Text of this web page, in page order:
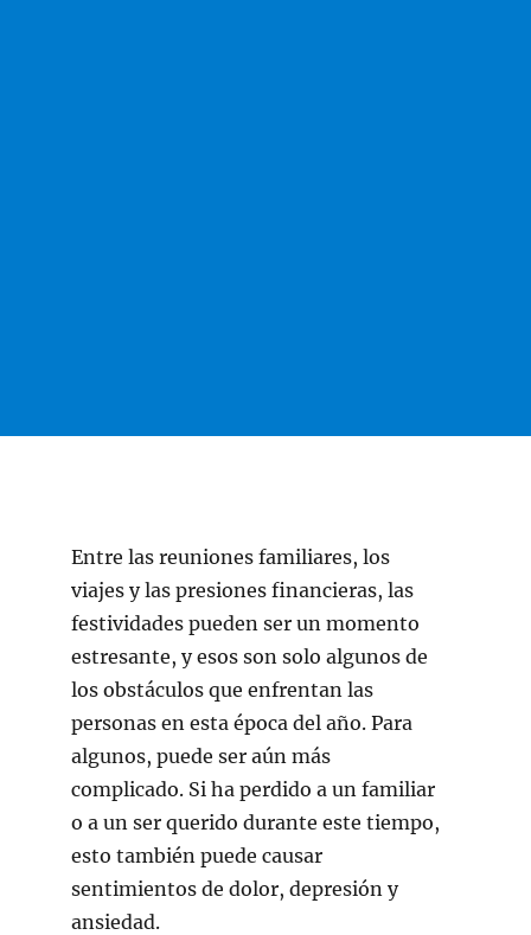
Entre las reuniones familiares, los
viajes y las presiones financieras, las
festividades pueden ser un momento
estresante, y esos son solo algunos de
los obstáculos que enfrentan las
personas en esta época del año. Para
algunos, puede ser aún más
complicado. Si ha perdido a un familiar
o a un ser querido durante este tiempo,
esto también puede causar
sentimientos de dolor, depresión y
ansiedad.